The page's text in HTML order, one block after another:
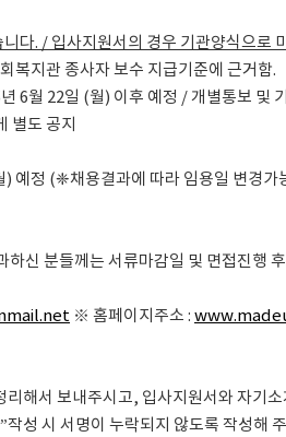
다. / 입사지원서의 경우 기관양식으로
복지관 종사자 보수 지급기준에 근거함.
6월 22일 (월) 이후 예정 / 개별통보 및
별도 공지
) 예정 (❈채용결과에 따라 임용일 변경가
신 분들께는 서류마감일 및 면접진행
※ 홈페이지주소 :
리해서 보내주시고, 입사지원서와 자기
작성 시 서명이 누락되지 않도록 작성해